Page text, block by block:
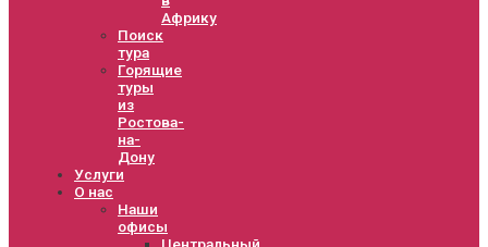
Африку
Поиск
тура
Горящие
туры
из
Ростова-
на-
Дону
Услуги
О нас
Наши
офисы